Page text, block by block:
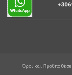
Όροι και